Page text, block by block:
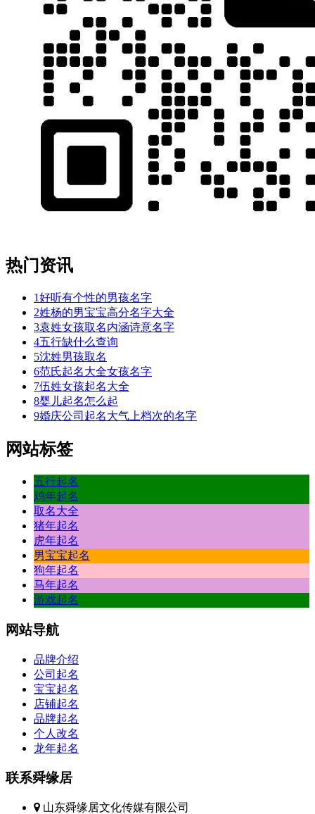
热门资讯
1好听有个性的男孩名字
2姓杨的男宝宝高分名字大全
3袁姓女孩取名内涵诗意名字
4五行缺什么查询
5沈姓男孩取名
6范氏起名大全女孩名字
7伍姓女孩起名大全
8婴儿起名怎么起
9婚庆公司起名大气上档次的名字
网站标签
五行起名
鸡年起名
取名大全
猪年起名
虎年起名
男宝宝起名
狗年起名
马年起名
游戏起名
网站导航
品牌介绍
公司起名
宝宝起名
店铺起名
品牌起名
个人改名
龙年起名
联系舜缘居
山东舜缘居文化传媒有限公司